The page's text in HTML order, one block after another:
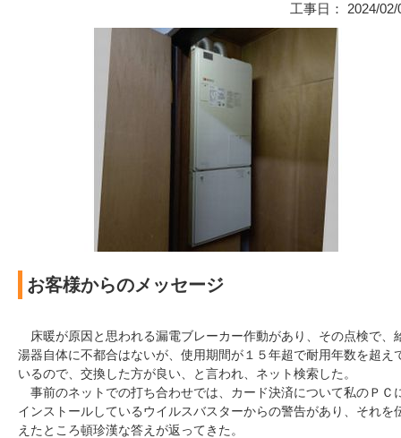
工事日： 2024/02/
お客様からのメッセージ
床暖が原因と思われる漏電ブレーカー作動があり、その点検で、
湯器自体に不都合はないが、使用期間が１５年超で耐用年数を超え
いるので、交換した方が良い、と言われ、ネット検索した。
事前のネットでの打ち合わせでは、カード決済について私のＰＣ
インストールしているウイルスバスターからの警告があり、それを
えたところ頓珍漢な答えが返ってきた。